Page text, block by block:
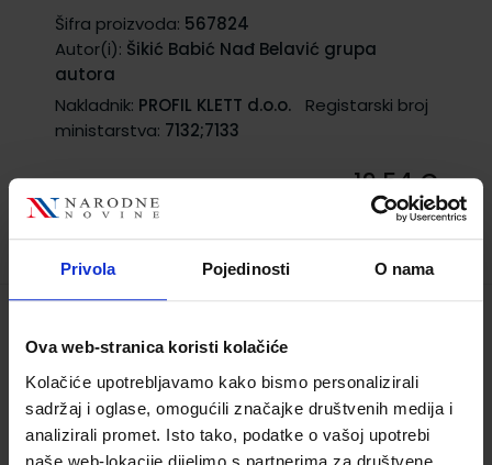
Privola Pojedinosti O nama
Ova web-stranica koristi kolačiće
Kolačiće upotrebljavamo kako bismo personalizirali
sadržaj i oglase, omogućili značajke društvenih medija i
analizirali promet. Isto tako, podatke o vašoj upotrebi
naše web-lokacije dijelimo s partnerima za društvene
Šifra proizvoda: 567824
Autor(i): Šikić Babić Nađ Belavić grupa
autora
Nakladnik: PROFIL KLETT d.o.o.
Registarski broj
ministarstva: 7132;7133
19,54 €
MATEMATIKA 5 - PP; radna bilježnica za
razredu osnovne škole
Šifra proizvoda:556522
Autor(i):Ljiljana Peretin Denis Vujanović